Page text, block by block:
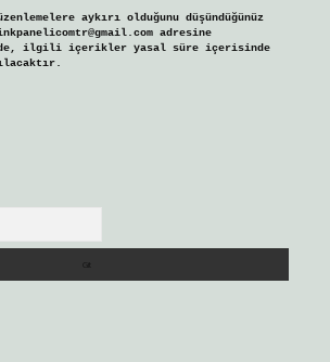
aykırı olduğunu düşündüğünüz
adresine
ilgili içerikler yasal süre içerisinde